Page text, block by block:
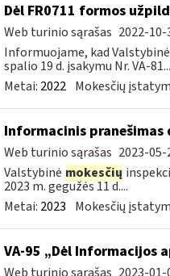
Dėl FR0711 formos
Web turinio sąrašas 2022-10-
Informuojame, kad
spalio 19 d. įsakymu Nr. VA-81...
Metai: 2022 Mokesčių
Informacinis pranešimas
Web turinio sąrašas 2023-05-
Valstybinė mokesčių
2023 m. gegužės 11 d....
Metai: 2023 Mokesčių
VA-95 „Dėl Informacijos